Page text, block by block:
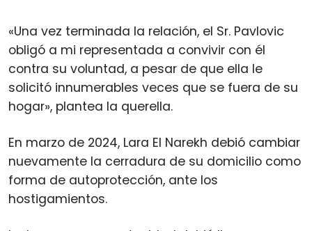
«Una vez terminada la relación, el Sr. Pavlovic
obligó a mi representada a convivir con él
contra su voluntad, a pesar de que ella le
solicitó innumerables veces que se fuera de su
hogar», plantea la querella.
En marzo de 2024, Lara El Narekh debió cambiar
nuevamente la cerradura de su domicilio como
forma de autoprotección, ante los
hostigamientos.